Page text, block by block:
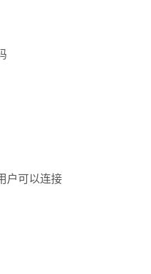
户可以连接